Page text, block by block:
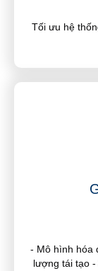
Tối ưu hệ
- Mô hình hóa
lượng tái tạo